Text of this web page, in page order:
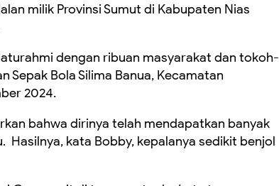
milik Provinsi Sumut di Kabupaten Nias
dengan ribuan masyarakat dan tokoh-
Sepak Bola Silima Banua, Kecamatan
2024.
bahwa dirinya telah mendapatkan banyak
Hasilnya, kata Bobby, kepalanya sedikit benjol